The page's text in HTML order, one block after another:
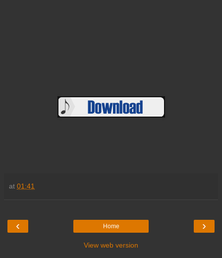
at 01:41
‹ ›
Home
View web version